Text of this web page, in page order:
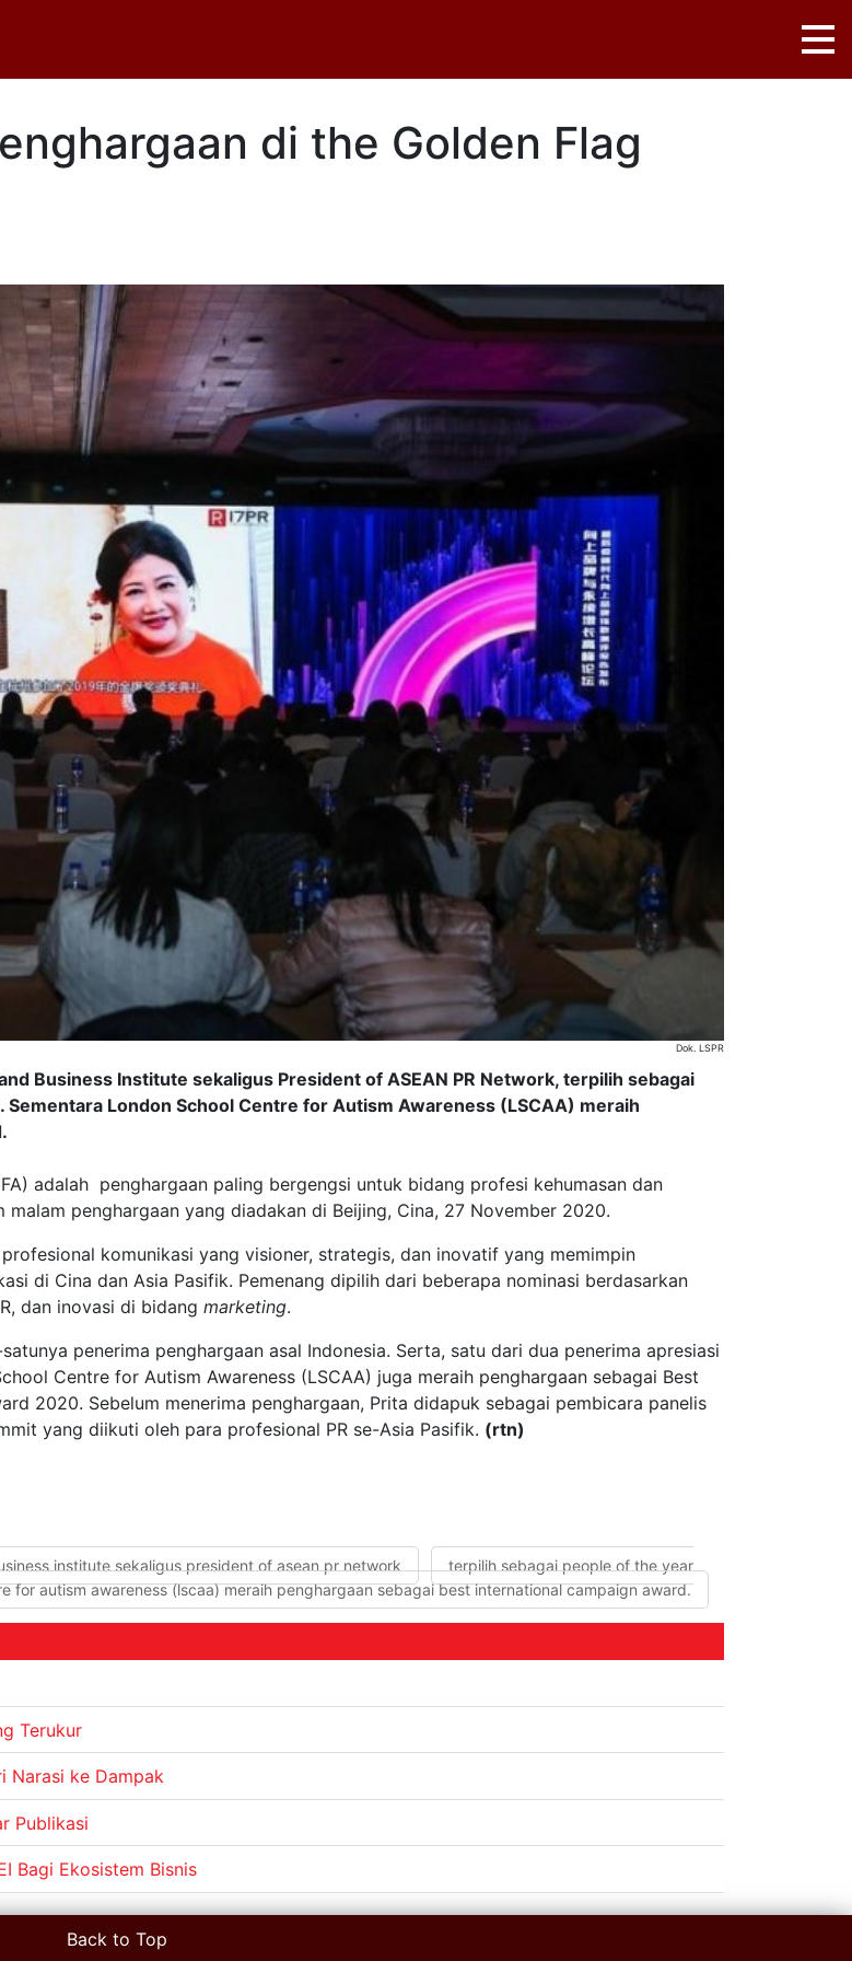
di the Golden Flag
Dok. LSPR
Business Institute sekaligus President of ASEAN PR Network, terpilih sebagai
London School Centre for Autism Awareness (LSCAA) meraih
adalah penghargaan paling bergengsi untuk bidang profesi kehumasan dan
penghargaan yang diadakan di Beijing, Cina, 27 November 2020.
komunikasi yang visioner, strategis, dan inovatif yang memimpin
di Cina dan Asia Pasifik. Pemenang dipilih dari beberapa nominasi berdasarkan
dan inovasi di bidang marketing.
penerima penghargaan asal Indonesia. Serta, satu dari dua penerima apresiasi
Centre for Autism Awareness (LSCAA) juga meraih penghargaan sebagai Best
2020. Sebelum menerima penghargaan, Prita didapuk sebagai pembicara panelis
yang diikuti oleh para profesional PR se-Asia Pasifik. (rtn)
institute sekaligus president of asean pr network
terpilih sebagai people of the year
autism awareness (lscaa) meraih penghargaan sebagai best international campaign award.
Terukur
Narasi ke Dampak
Publikasi
Bagi Ekosistem Bisnis
Back to Top